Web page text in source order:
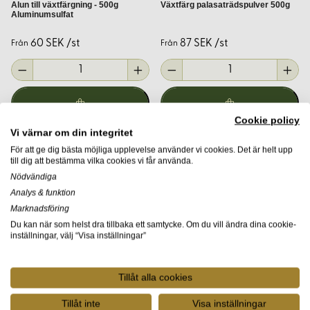
På Korps.se erbjuder vi ett brett utbud av produkter för
Betmedel:Alun, vinsten, järnvitriol.
Färgämnen:
Indigo, krapp, valnötsskal.
Handböcker och guider för både nybörjare och
Varje produkt är noggrant utvald för att säkerställa högsta
kvalitet och användarvänlighet.
Expertråd från Korps.se
Med vår långa erfarenhet inom tyger och naturmaterial är vi
växtfärgningsprojekt. Oavsett om du är nybörjare eller
erfaren hantverkare finns vi här för att hjälpa dig att välja
rätt verktyg och material. Kontakta oss gärna för personlig
Alun till växtfärgning - 500g
Aluminumsulfat
Från 60 SEK /st
Växtfärg palasaträdspulver 500g
Från 87 SEK /st
Cookie policy
Vi värnar om din integritet
För att ge dig bästa möjliga upplevelse använder vi cookies. Det är helt upp
till dig att bestämma vilka cookies vi får använda.
Nödvändiga
Analys & funktion
Marknadsföring
Du kan när som helst dra tillbaka ett samtycke. Om du vill ändra dina cookie-
inställningar, välj “Visa inställningar”
Tillåt alla cookies
Tillåt inte Visa inställningar